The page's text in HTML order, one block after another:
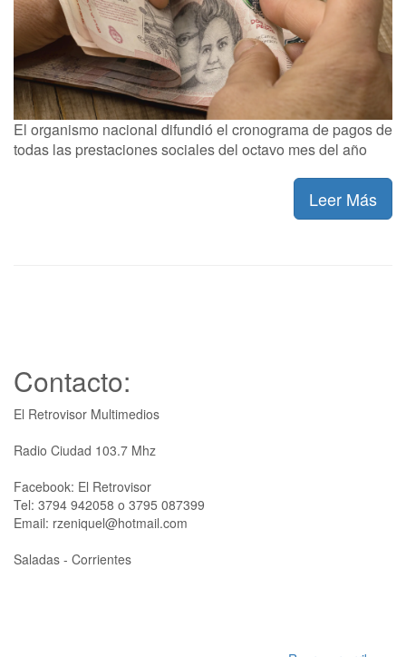
El organismo nacional difundió el cronograma de pagos de
todas las prestaciones sociales del octavo mes del año
Leer Más
Contacto:
El Retrovisor Multimedios
Radio Ciudad 103.7 Mhz
Facebook: El Retrovisor
Tel: 3794 942058 o 3795 087399
Email: rzeniquel@hotmail.com
Saladas - Corrientes